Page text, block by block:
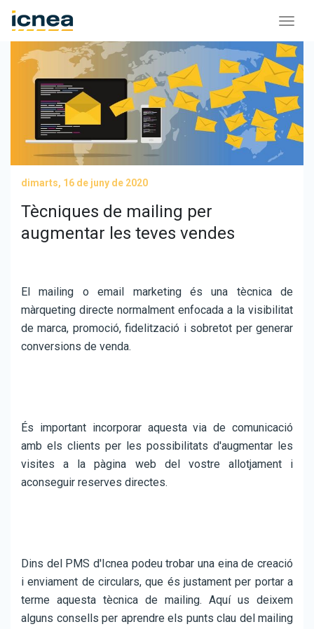
dimarts, 16 de juny de 2020
Tècniques de mailing per
augmentar les teves vendes
El mailing o email marketing és una tècnica de
màrqueting directe normalment enfocada a la visibilitat
de marca, promoció, fidelització i sobretot per generar
conversions de venda.
És important incorporar aquesta via de comunicació
amb els clients per les possibilitats d'augmentar les
visites a la pàgina web del vostre allotjament i
aconseguir reserves directes.
Dins del PMS d'Icnea podeu trobar una eina de creació
i enviament de circulars, que és justament per portar a
terme aquesta tècnica de mailing. Aquí us deixem
alguns consells per aprendre els punts clau del mailing